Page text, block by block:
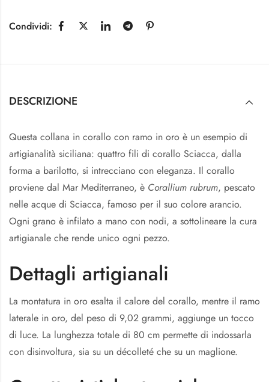
Condividi:
DESCRIZIONE
Questa collana in corallo con ramo in oro è un esempio di
artigianalità siciliana: quattro fili di corallo Sciacca, dalla
forma a barilotto, si intrecciano con eleganza. Il corallo
proviene dal Mar Mediterraneo, è Corallium rubrum, pescato
nelle acque di Sciacca, famoso per il suo colore arancio.
Ogni grano è infilato a mano con nodi, a sottolineare la cura
artigianale che rende unico ogni pezzo.
Dettagli artigianali
La montatura in oro esalta il calore del corallo, mentre il ramo
laterale in oro, del peso di 9,02 grammi, aggiunge un tocco
di luce. La lunghezza totale di 80 cm permette di indossarla
con disinvoltura, sia su un décolleté che su un maglione.